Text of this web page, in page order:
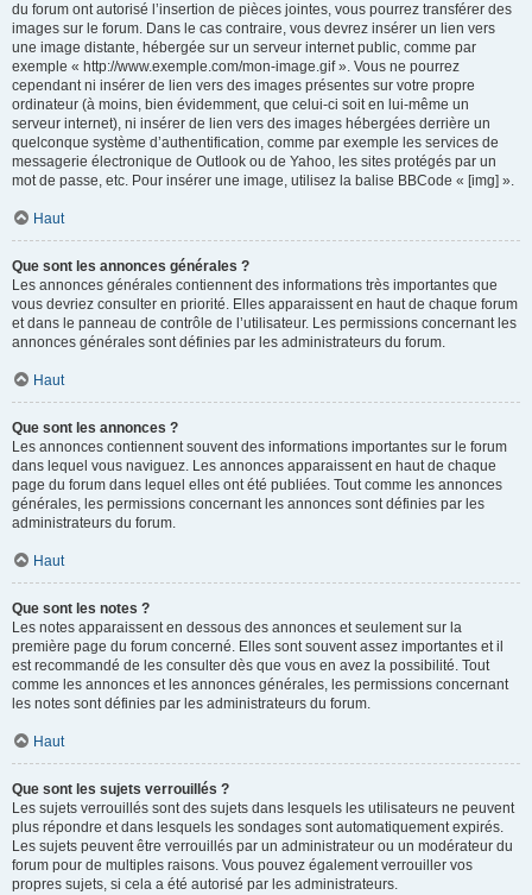
du forum ont autorisé l’insertion de pièces jointes, vous pourrez transférer des
images sur le forum. Dans le cas contraire, vous devrez insérer un lien vers
une image distante, hébergée sur un serveur internet public, comme par
exemple « http://www.exemple.com/mon-image.gif ». Vous ne pourrez
cependant ni insérer de lien vers des images présentes sur votre propre
ordinateur (à moins, bien évidemment, que celui-ci soit en lui-même un
serveur internet), ni insérer de lien vers des images hébergées derrière un
quelconque système d’authentification, comme par exemple les services de
messagerie électronique de Outlook ou de Yahoo, les sites protégés par un
mot de passe, etc. Pour insérer une image, utilisez la balise BBCode « [img] ».
Haut
Que sont les annonces générales ?
Les annonces générales contiennent des informations très importantes que
vous devriez consulter en priorité. Elles apparaissent en haut de chaque forum
et dans le panneau de contrôle de l’utilisateur. Les permissions concernant les
annonces générales sont définies par les administrateurs du forum.
Haut
Que sont les annonces ?
Les annonces contiennent souvent des informations importantes sur le forum
dans lequel vous naviguez. Les annonces apparaissent en haut de chaque
page du forum dans lequel elles ont été publiées. Tout comme les annonces
générales, les permissions concernant les annonces sont définies par les
administrateurs du forum.
Haut
Que sont les notes ?
Les notes apparaissent en dessous des annonces et seulement sur la
première page du forum concerné. Elles sont souvent assez importantes et il
est recommandé de les consulter dès que vous en avez la possibilité. Tout
comme les annonces et les annonces générales, les permissions concernant
les notes sont définies par les administrateurs du forum.
Haut
Que sont les sujets verrouillés ?
Les sujets verrouillés sont des sujets dans lesquels les utilisateurs ne peuvent
plus répondre et dans lesquels les sondages sont automatiquement expirés.
Les sujets peuvent être verrouillés par un administrateur ou un modérateur du
forum pour de multiples raisons. Vous pouvez également verrouiller vos
propres sujets, si cela a été autorisé par les administrateurs.